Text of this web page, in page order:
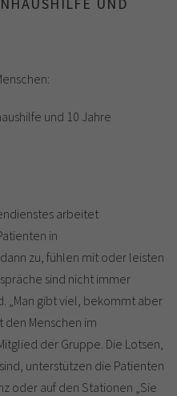
und 10 Jahre
arbeitet
in
zu, fühlen mit oder leisten
sind nicht immer
„Man gibt viel, bekommt aber
Menschen im
der Gruppe. Die Lotsen,
unterstützen die Patienten
oder auf den Stationen „Sie